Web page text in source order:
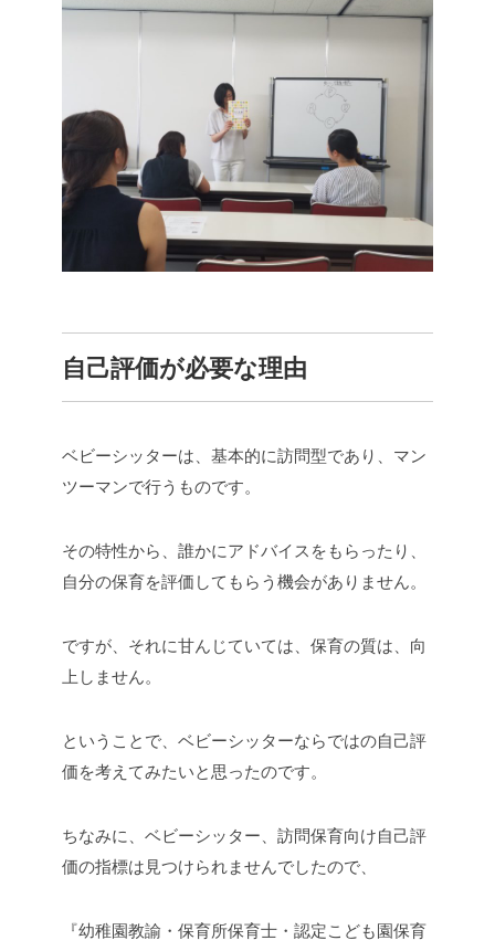
自己評価が必要な理由
ベビーシッターは、基本的に訪問型であり、マン
ツーマンで行うものです。
その特性から、誰かにアドバイスをもらったり、
自分の保育を評価してもらう機会がありません。
ですが、それに甘んじていては、保育の質は、向
上しません。
ということで、ベビーシッターならではの自己評
価を考えてみたいと思ったのです。
ちなみに、ベビーシッター、訪問保育向け自己評
価の指標は見つけられませんでしたので、
『幼稚園教諭・保育所保育士・認定こども園保育